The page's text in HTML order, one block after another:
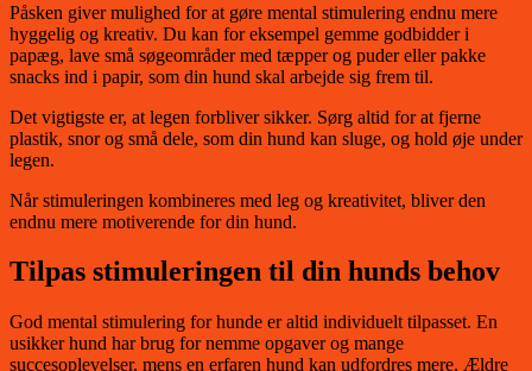
Påsken giver mulighed for at gøre mental stimulering endnu mere
hyggelig og kreativ. Du kan for eksempel gemme godbidder i
papæg, lave små søgeområder med tæpper og puder eller pakke
snacks ind i papir, som din hund skal arbejde sig frem til.
Det vigtigste er, at legen forbliver sikker. Sørg altid for at fjerne
plastik, snor og små dele, som din hund kan sluge, og hold øje under
legen.
Når stimuleringen kombineres med leg og kreativitet, bliver den
endnu mere motiverende for din hund.
Tilpas stimuleringen til din hunds behov
God mental stimulering for hunde er altid individuelt tilpasset. En
usikker hund har brug for nemme opgaver og mange
succesoplevelser, mens en erfaren hund kan udfordres mere. Ældre